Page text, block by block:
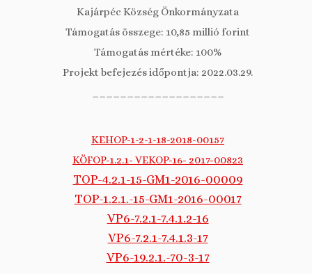
Kajárpéc Község Önkormányzata
Támogatás összege: 10,85 millió forint
Támogatás mértéke: 100%
Projekt befejezés időpontja: 2022.03.29.
KEHOP-1-2-1-18-2018-00157
KÖFOP-1.2.1- VEKOP-16- 2017-00823
TOP-4.2.1-15-GM1-2016-00009
TOP-1.2.1.-15-GM1-2016-00017
VP6-7.2.1-7.4.1.2-16
VP6-7.2.1-7.4.1.3-17
VP6-19.2.1.-70-3-17